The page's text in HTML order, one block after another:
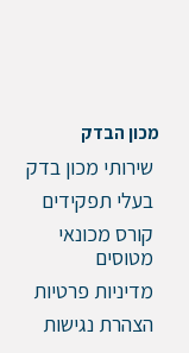
מכון הבדק
שירותי מכון בדק
בעלי תפקידים
קורס מכונאי
מטוסים
מדיניות פרטיות
הצהרת נגישות